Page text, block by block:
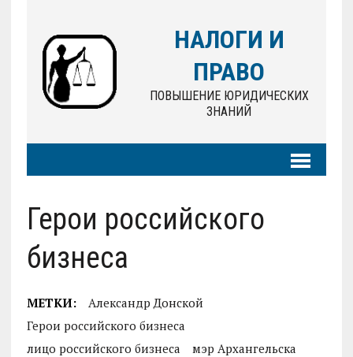
НАЛОГИ И
ПРАВО
ПОВЫШЕНИЕ ЮРИДИЧЕСКИХ
ЗНАНИЙ
Герои российского
бизнеса
МЕТКИ:
Александр Донской
Герои российского бизнеса
лицо российского бизнеса
мэр Архангельска